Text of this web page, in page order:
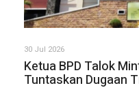
30 Jul 2026
Ketua BPD Talok
Tuntaskan Dugaan